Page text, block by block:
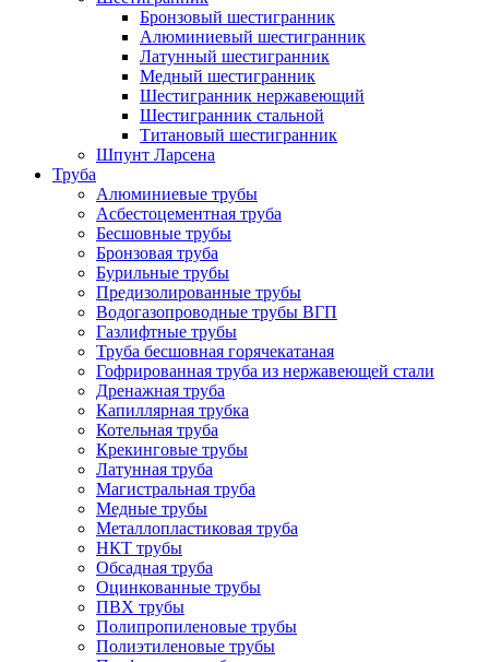
Бронзовый шестигранник
Алюминиевый шестигранник
Латунный шестигранник
Медный шестигранник
Шестигранник нержавеющий
Шестигранник стальной
Титановый шестигранник
Шпунт Ларсена
Труба
Алюминиевые трубы
Асбестоцементная труба
Бесшовные трубы
Бронзовая труба
Бурильные трубы
Предизолированные трубы
Водогазопроводные трубы ВГП
Газлифтные трубы
Труба бесшовная горячекатаная
Гофрированная труба из нержавеющей стали
Дренажная труба
Капиллярная трубка
Котельная труба
Крекинговые трубы
Латунная труба
Магистральная труба
Медные трубы
Металлопластиковая труба
НКТ трубы
Обсадная труба
Оцинкованные трубы
ПВХ трубы
Полипропиленовые трубы
Полиэтиленовые трубы